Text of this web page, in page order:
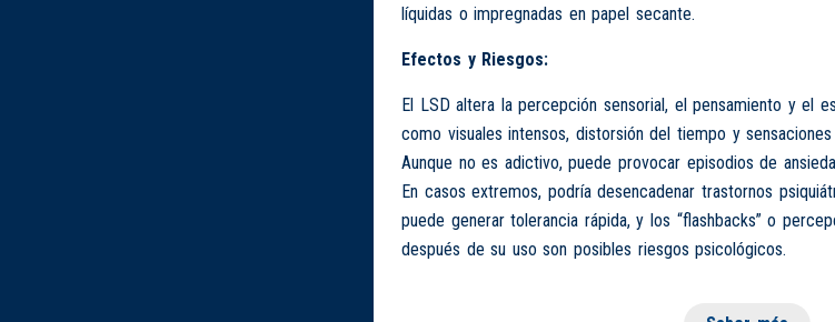
líquidas o impregnadas en papel secante.
Efectos y Riesgos:
El LSD altera la percepción sensorial, el pensamiento y el
como visuales intensos, distorsión del tiempo y
Aunque no es adictivo, puede provocar episodios de
En casos extremos, podría desencadenar trastornos
puede generar tolerancia rápida, y los “flashbacks” o
después de su uso son posibles riesgos psicológicos.